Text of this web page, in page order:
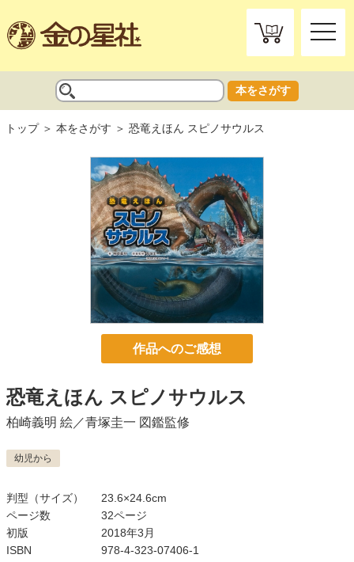
toggle
本をさがす
トップ 本をさがす 恐竜えほん スピノサウルス
作品へのご感想
恐竜えほん スピノサウルス
柏崎義明 絵／青塚圭一 図鑑監修
幼児から
判型（サイズ）
23.6×24.6cm
ページ数
32ページ
初版
2018年3月
ISBN
978-4-323-07406-1